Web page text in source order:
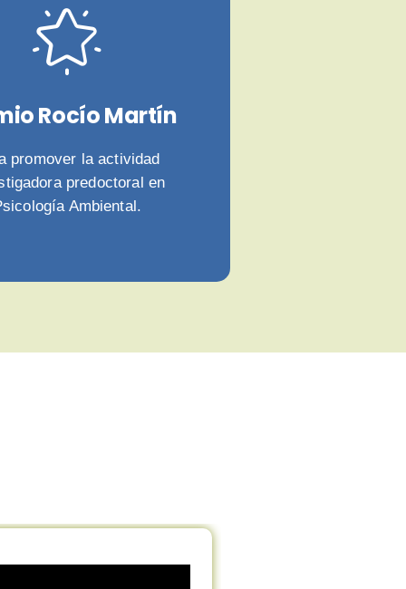
Rocío Martín
promover la actividad
predoctoral en
Ambiental.